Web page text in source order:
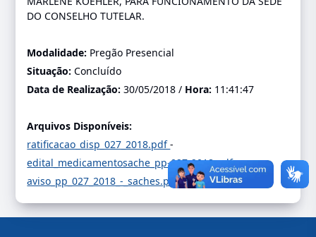
DO CONSELHO TUTELAR.
Modalidade: Pregão Presencial
Situação:Concluído
Data de Realização:30/05/2018 / Hora: 11:41:47
Arquivos Disponíveis:
ratificacao_disp_027_2018.pdf-
edital_medicamentosache_pp-027-2018.pdf-
aviso_pp_027_2018_-_saches.pdf-